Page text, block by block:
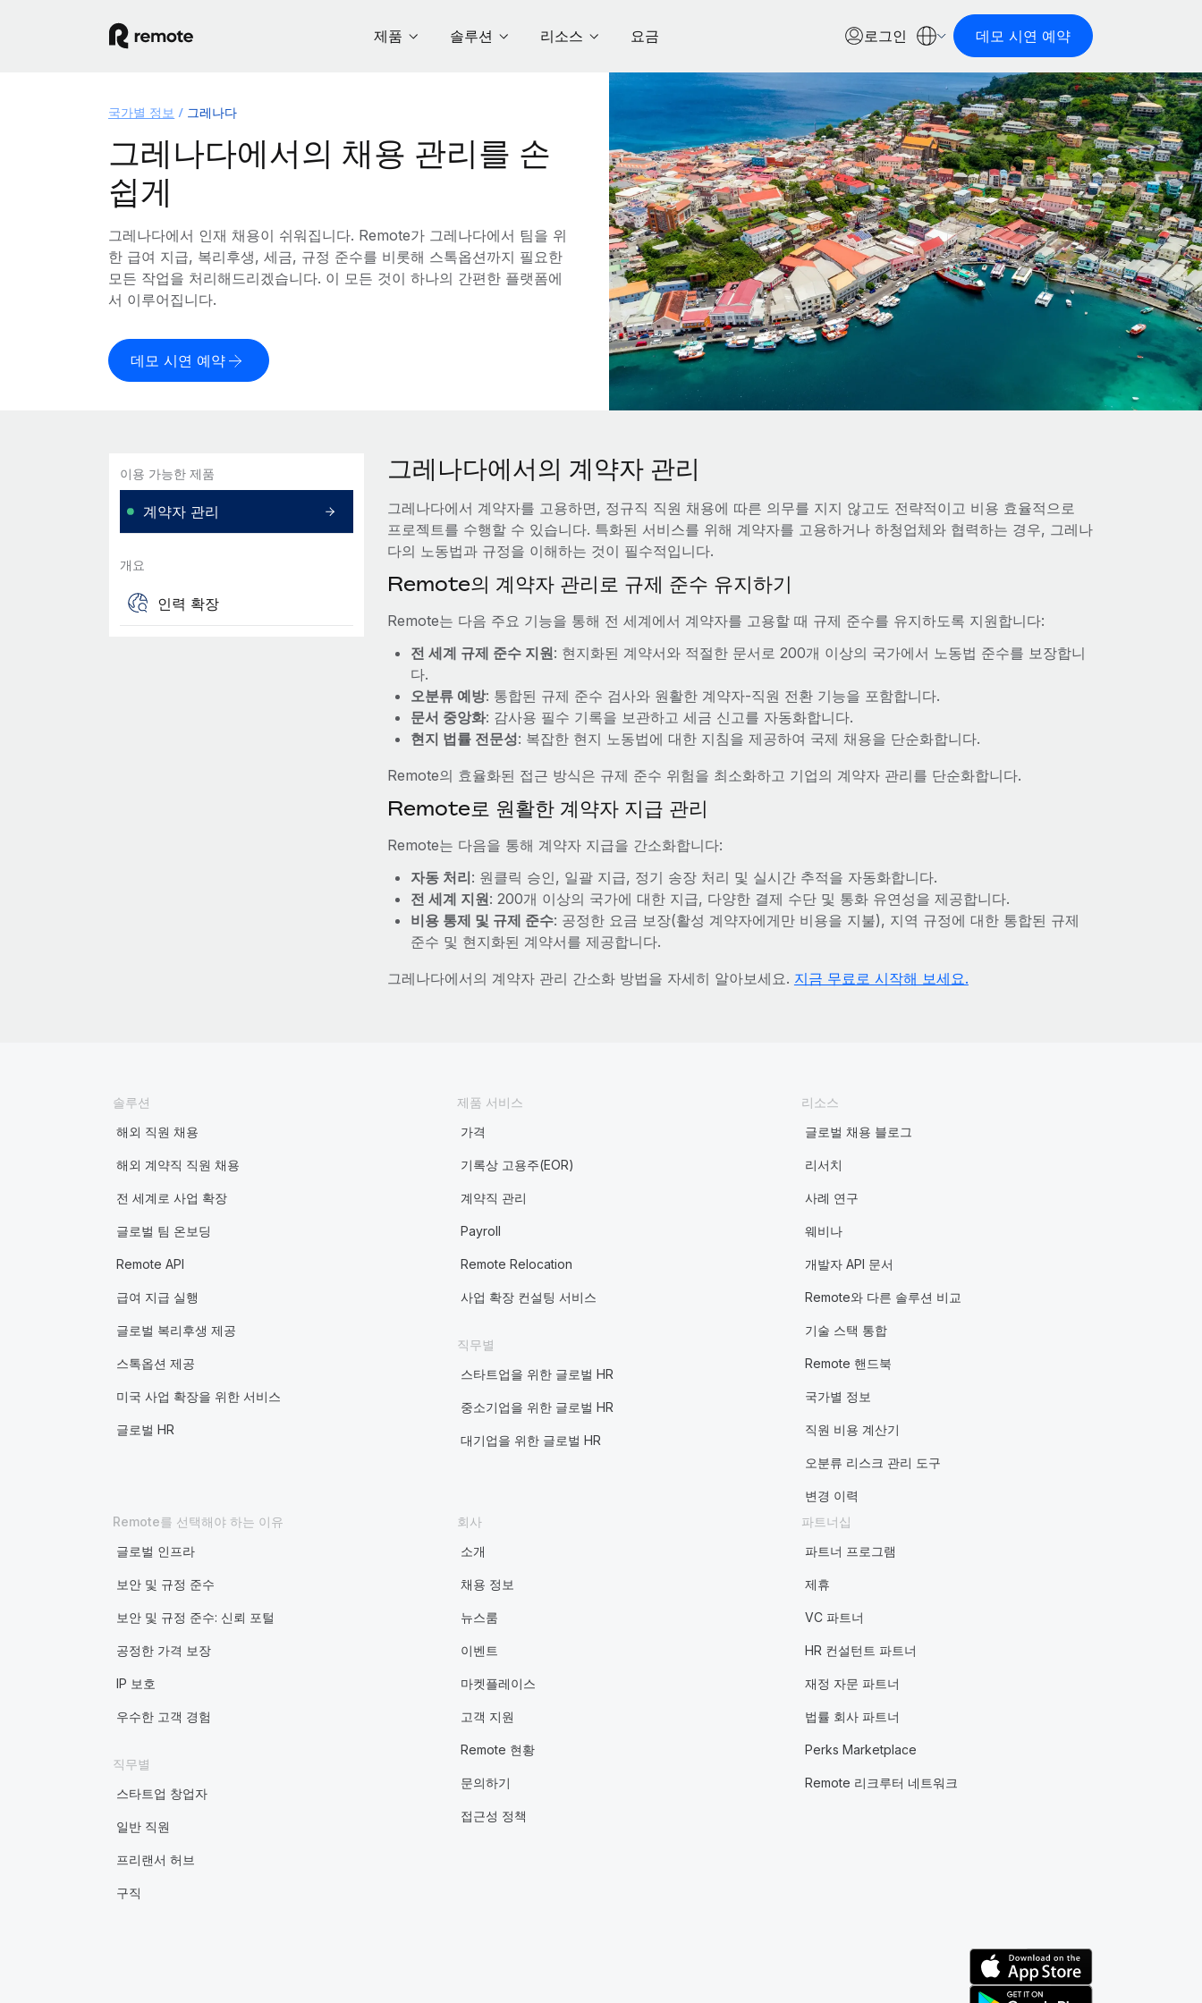
제품 솔루션 리소스 요금 로그인 데모 시연 예약
국가별 정보 그레나다
그레나다에서의 채용 관리를 손
쉽게
그레나다에서 인재 채용이 쉬워집니다. Remote가 그레나다에서 팀을 위
한 급여 지급, 복리후생, 세금, 규정 준수를 비롯해 스톡옵션까지 필요한
모든 작업을 처리해드리겠습니다. 이 모든 것이 하나의 간편한 플랫폼에
서 이루어집니다.
데모 시연 예약
이용 가능한 제품
계약자 관리
개요
인력 확장
그레나다에서의 계약자 관리
그레나다에서 계약자를 고용하면, 정규직 직원 채용에 따른 의무를 지지 않고도 전략적이고 비용 효율적으로
프로젝트를 수행할 수 있습니다. 특화된 서비스를 위해 계약자를 고용하거나 하청업체와 협력하는 경우, 그레나
다의 노동법과 규정을 이해하는 것이 필수적입니다.
Remote의 계약자 관리로 규제 준수 유지하기
Remote는 다음 주요 기능을 통해 전 세계에서 계약자를 고용할 때 규제 준수를 유지하도록 지원합니다:
전 세계 규제 준수 지원: 현지화된 계약서와 적절한 문서로 200개 이상의 국가에서 노동법 준수를 보장합니
다.
오분류 예방: 통합된 규제 준수 검사와 원활한 계약자-직원 전환 기능을 포함합니다.
문서 중앙화: 감사용 필수 기록을 보관하고 세금 신고를 자동화합니다.
현지 법률 전문성: 복잡한 현지 노동법에 대한 지침을 제공하여 국제 채용을 단순화합니다.
Remote의 효율화된 접근 방식은 규제 준수 위험을 최소화하고 기업의 계약자 관리를 단순화합니다.
Remote로 원활한 계약자 지급 관리
Remote는 다음을 통해 계약자 지급을 간소화합니다:
자동 처리: 원클릭 승인, 일괄 지급, 정기 송장 처리 및 실시간 추적을 자동화합니다.
전 세계 지원: 200개 이상의 국가에 대한 지급, 다양한 결제 수단 및 통화 유연성을 제공합니다.
비용 통제 및 규제 준수: 공정한 요금 보장(활성 계약자에게만 비용을 지불), 지역 규정에 대한 통합된 규제
준수 및 현지화된 계약서를 제공합니다.
그레나다에서의 계약자 관리 간소화 방법을 자세히 알아보세요. 지금 무료로 시작해 보세요.
솔루션
해외 직원 채용
해외 계약직 직원 채용
전 세계로 사업 확장
글로벌 팀 온보딩
Remote API
급여 지급 실행
글로벌 복리후생 제공
스톡옵션 제공
미국 사업 확장을 위한 서비스
글로벌 HR
제품 서비스
가격
기록상 고용주(EOR)
계약직 관리
Payroll
Remote Relocation
사업 확장 컨설팅 서비스
직무별
스타트업을 위한 글로벌 HR
중소기업을 위한 글로벌 HR
대기업을 위한 글로벌 HR
리소스
글로벌 채용 블로그
리서치
사례 연구
웨비나
개발자 API 문서
Remote와 다른 솔루션 비교
기술 스택 통합
Remote 핸드북
국가별 정보
직원 비용 계산기
오분류 리스크 관리 도구
변경 이력
Remote를 선택해야 하는 이유
글로벌 인프라
보안 및 규정 준수
보안 및 규정 준수: 신뢰 포털
공정한 가격 보장
IP 보호
우수한 고객 경험
직무별
스타트업 창업자
일반 직원
프리랜서 허브
구직
회사
소개
채용 정보
뉴스룸
이벤트
마켓플레이스
고객 지원
Remote 현황
문의하기
접근성 정책
파트너십
파트너 프로그램
제휴
VC 파트너
HR 컨설턴트 파트너
재정 자문 파트너
법률 회사 파트너
Perks Marketplace
Remote 리크루터 네트워크